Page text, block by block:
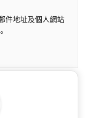
件地址及個人網站